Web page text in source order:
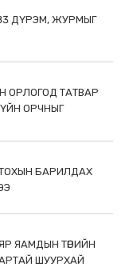
ДҮРЭМ, ЖУРМЫГ
ОРЛОГОД ТАТВАР
ОРЧНЫГ
БАРИЛДАХ
ЯАМДЫН ТӨРИЙН
ШУУРХАЙ